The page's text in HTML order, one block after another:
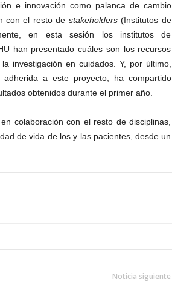
e innovación como palanca de cambio
con el resto de stakeholders(Institutos de
en esta sesión los institutos de
han presentado cuáles son los recursos
investigación en cuidados. Y, por último,
adherida a este proyecto, ha compartido
obtenidos durante el primer año.
colaboración con el resto de disciplinas,
de vida de los y las pacientes, desde un
Noticia siguiente